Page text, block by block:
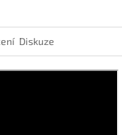
Diskuze